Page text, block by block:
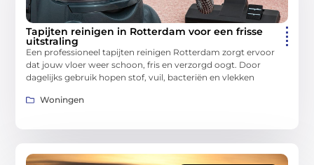
Tapijten reinigen in Rotterdam voor een frisse
uitstraling
Een professioneel tapijten reinigen Rotterdam zorgt ervoor
dat jouw vloer weer schoon, fris en verzorgd oogt. Door
dagelijks gebruik hopen stof, vuil, bacteriën en vlekken
Woningen